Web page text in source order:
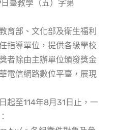
臺教學（五）字第
育部、文化部及衛生福利
指導單位，提供各級學校
者除由主辦單位頒發獎金
電信網路數位平臺，展現
起至114年8月31日止，一